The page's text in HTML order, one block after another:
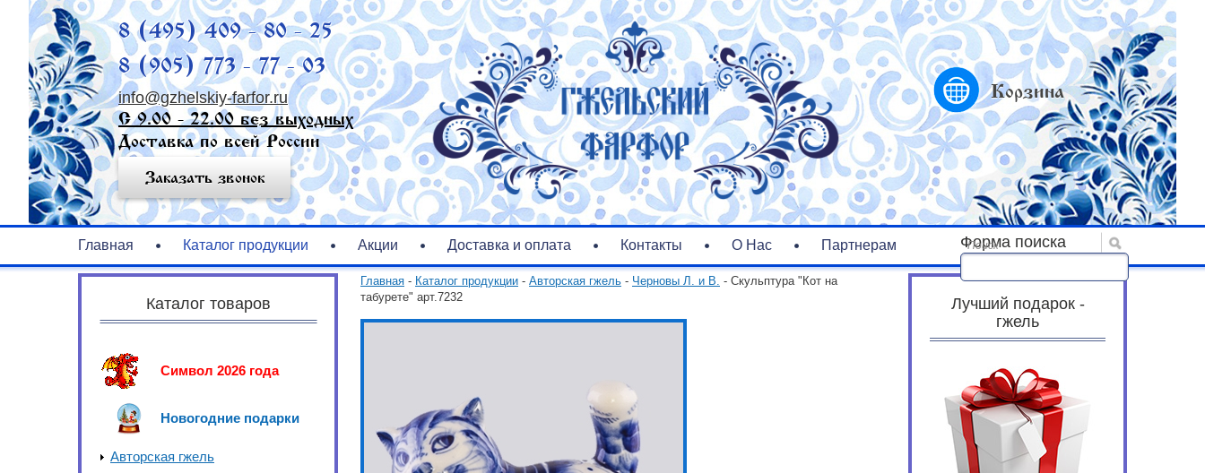
8 (495) 409 - 80 - 25
8 (905) 773 - 77 - 03
info@gzhelskiy-farfor.ru
С 9.00 - 22.00 без выходных
Доставка по всей России
Заказать звонок
Корзина
Главная Каталог продукции Акции Доставка и оплата Контакты О Нас Партнерам Форма поиска
Поиск
Каталог товаров
Символ 2026 года
Новогодние подарки
Авторская гжель
Главная - Каталог продукции - Авторская гжель - Черновы Л. и В. - Скульптура "Кот на
табурете" арт.7232
Лучший подарок -
гжель